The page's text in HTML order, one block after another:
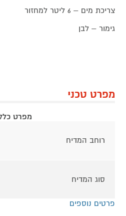
צריכת מים – 6 ליטר למחזור
גימור – לבן
מפרט טכני
מפרט
רוחב המדיח
סוג המדיח
פרטים נוספים